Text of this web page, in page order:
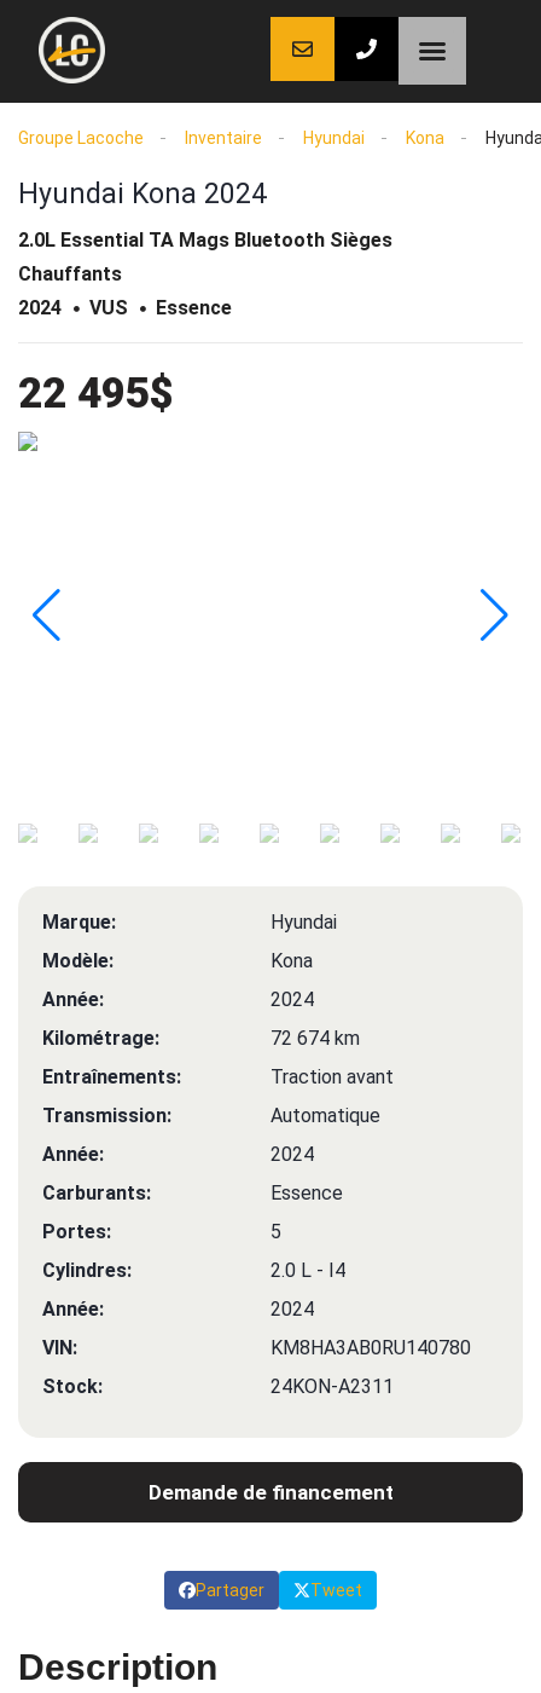
Groupe Lacoche Inventaire Hyundai Kona
Hyundai Kona 2024
2.0L Essential TA Mags Bluetooth Sièges
Chauffants
2024
VUS Essence
22 495$
Marque:
Hyundai
Modèle:
Kona
Année:
2024
Kilométrage:
72 674 km
Entraînements:
Traction avant
Transmission:
Automatique
Année:
2024
Carburants:
Essence
Portes:
5
Cylindres:
2.0 L - I4
Année:
2024
VIN:
KM8HA3AB0RU140780
Stock:
24KON-A2311
Demande de financement
Partager Tweet
Description